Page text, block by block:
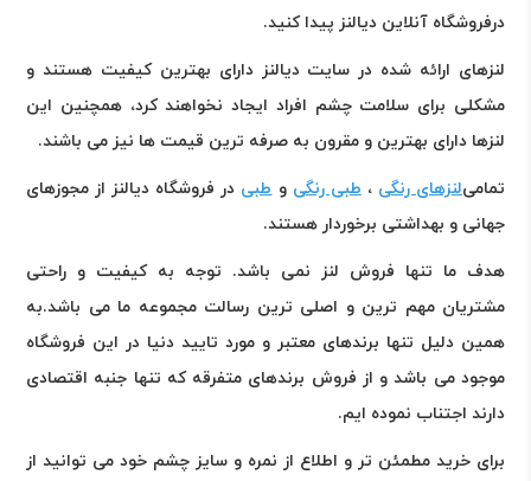
درفروشگاه آنلاین دیالنز پیدا کنید.
لنزهای ارائه شده در سایت دیالنز دارای بهترین کیفیت هستند و
مشکلی برای سلامت چشم افراد ایجاد نخواهند کرد، همچنین این
لنزها دارای بهترین و مقرون به صرفه ترین قیمت ها نیز می باشند.
تمامیلنزهای رنگی ، طبی رنگی و طبی در فروشگاه دیالنز از مجوزهای
جهانی و بهداشتی برخوردار هستند.
هدف ما تنها فروش لنز نمی باشد. توجه به کیفیت و راحتی
مشتریان مهم ترین و اصلی ترین رسالت مجموعه ما می باشد.به
همین دلیل تنها برندهای معتبر و مورد تایید دنیا در این فروشگاه
موجود می باشد و از فروش برندهای متفرقه که تنها جنبه اقتصادی
دارند اجتناب نموده ایم.
برای خرید مطمئن تر و اطلاع از نمره و سایز چشم خود می توانید از